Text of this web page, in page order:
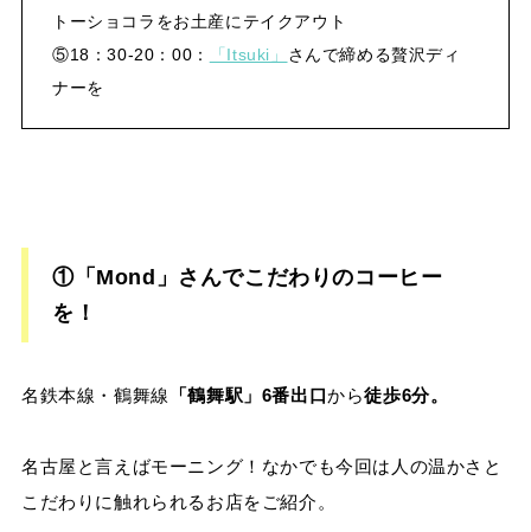
トーショコラをお土産にテイクアウト
⑤18：30-20：00：
「Itsuki」 さんで締める贅沢ディ
ナーを
①「Mond」さんでこだわりのコーヒー
を！
名鉄本線・鶴舞線 「鶴舞駅」6番出口から徒歩6分。
名古屋と言えばモーニング！なかでも今回は人の温かさと
こだわりに触れられるお店をご紹介。